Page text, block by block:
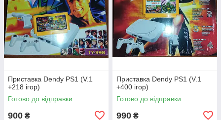
Приставка Dendy PS1 (V.1
+218 ігор)
Готово до відправки
900 ₴
Приставка Dendy PS1 (V.1
+400 ігор)
Готово до відправки
990 ₴